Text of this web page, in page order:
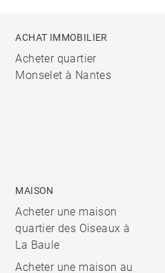
ACHAT IMMOBILIER
Acheter quartier
Monselet à Nantes
MAISON
Acheter une maison
quartier des Oiseaux à
La Baule
Acheter une maison au